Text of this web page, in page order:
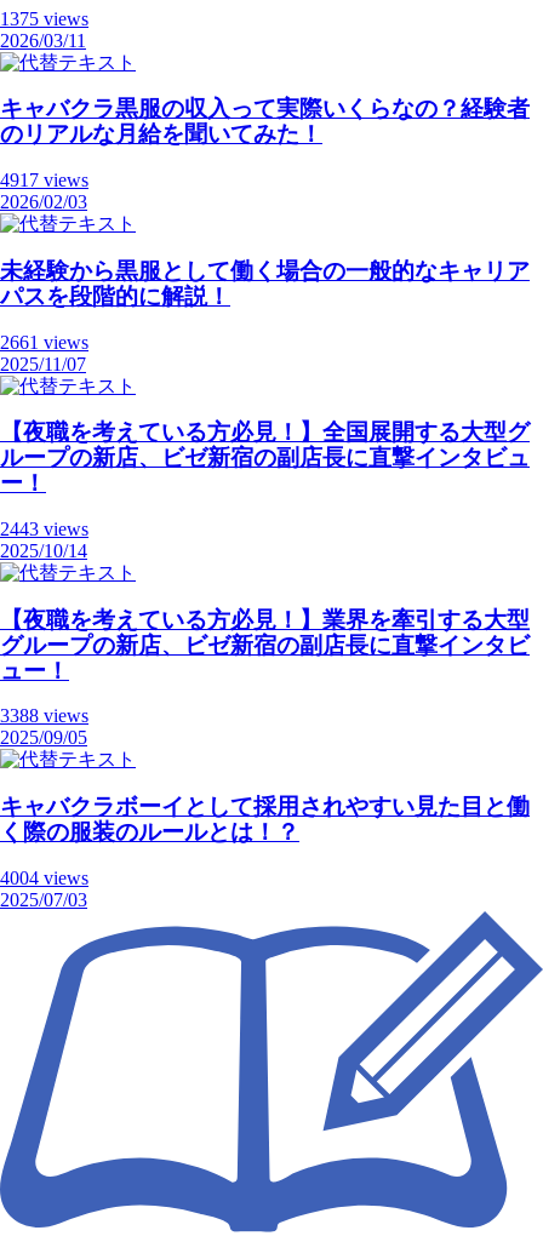
1375 views
2026/03/11
キャバクラ黒服の収入って実際いくらなの？経験者
のリアルな月給を聞いてみた！
4917 views
2026/02/03
未経験から黒服として働く場合の一般的なキャリア
パスを段階的に解説！
2661 views
2025/11/07
【夜職を考えている方必見！】全国展開する大型グ
ループの新店、ビゼ新宿の副店長に直撃インタビュ
ー！
2443 views
2025/10/14
【夜職を考えている方必見！】業界を牽引する大型
グループの新店、ビゼ新宿の副店長に直撃インタビ
ュー！
3388 views
2025/09/05
キャバクラボーイとして採用されやすい見た目と働
く際の服装のルールとは！？
4004 views
2025/07/03